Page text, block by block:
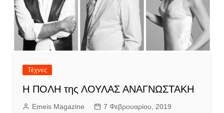
Τέχνες
Η ΠΟΛΗ της ΛΟΥΛΑΣ ΑΝΑΓΝΩΣΤΑΚΗ
Emeis Magazine
7 Φεβρουαρίου, 2019